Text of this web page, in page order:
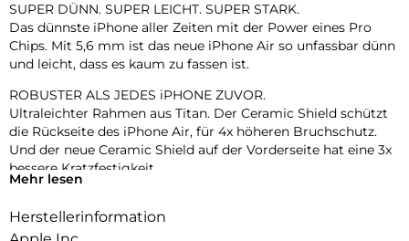
SUPER DÜNN. SUPER LEICHT. SUPER STARK.
Das dünnste iPhone aller Zeiten mit der Power eines Pro
Chips. Mit 5,6 mm ist das neue iPhone Air so unfassbar dünn
und leicht, dass es kaum zu fassen ist.
ROBUSTER ALS JEDES iPHONE ZUVOR.
Ultraleichter Rahmen aus Titan. Der Ceramic Shield schützt
die Rückseite des iPhone Air, für 4x höheren Bruchschutz.
Und der neue Ceramic Shield auf der Vorderseite hat eine 3x
bessere Kratzfestigkeit.
48 MP Fusion Kamera-System mit 2x Zoom in optischer
Qualität. Mach einfach perfekte Aufnahmen – direkt von dort,
Mehr lesen
Herstellerinformation